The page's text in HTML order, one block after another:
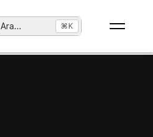
Ara... ⌘K